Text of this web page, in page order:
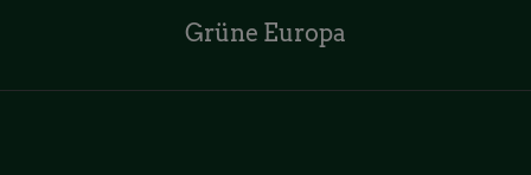
Grüne Europa